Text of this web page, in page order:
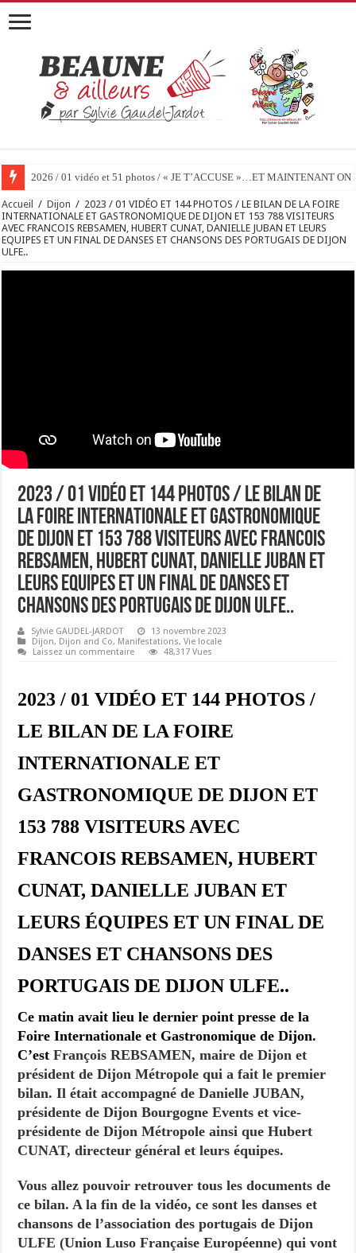
2026 / 01 vidéo et 51 photos / « JE T’ACCUSE »…ET MAINTENANT
Accueil / Dijon / 2023 / 01 VIDÉO ET 144 PHOTOS / LE BILAN DE LA FOIRE
INTERNATIONALE ET GASTRONOMIQUE DE DIJON ET 153 788 VISITEURS
AVEC FRANCOIS REBSAMEN, HUBERT CUNAT, DANIELLE JUBAN ET LEURS
EQUIPES ET UN FINAL DE DANSES ET CHANSONS DES PORTUGAIS DE DIJON
ULFE..
2023 / 01 VIDÉO ET 144 PHOTOS / LE BILAN DE
LA FOIRE INTERNATIONALE ET GASTRONOMIQUE
DE DIJON ET 153 788 VISITEURS AVEC FRANCOIS
REBSAMEN, HUBERT CUNAT, DANIELLE JUBAN ET
LEURS EQUIPES ET UN FINAL DE DANSES ET
CHANSONS DES PORTUGAIS DE DIJON ULFE..
Sylvie GAUDEL-JARDOT
13 novembre 2023
Dijon, Dijon and Co, Manifestations,Vie locale
Laissez un commentaire
48,317 Vues
2023 / 01 VIDÉO ET 144 PHOTOS /
LE BILAN DE LA FOIRE
INTERNATIONALE ET
GASTRONOMIQUE DE DIJON ET
153 788 VISITEURS AVEC
FRANCOIS REBSAMEN, HUBERT
CUNAT, DANIELLE JUBAN ET
LEURS ÉQUIPES ET UN FINAL DE
DANSES ET CHANSONS DES
PORTUGAIS DE DIJON ULFE..
Ce matin avait lieu le dernier point presse de la
Foire Internationale et Gastronomique de Dijon.
C’est François REBSAMEN, maire de Dijon et
président de Dijon Métropole qui a fait le premier
bilan. Il était accompagné de Danielle JUBAN,
présidente de Dijon Bourgogne Events et vice-
présidente de Dijon Métropole ainsi que Hubert
CUNAT, directeur général et leurs équipes.
Vous allez pouvoir retrouver tous les documents de
ce bilan. A la fin de la vidéo, ce sont les danses et
chansons de l’association des portugais de Dijon
ULFE (Union Luso Française Européenne) qui vont